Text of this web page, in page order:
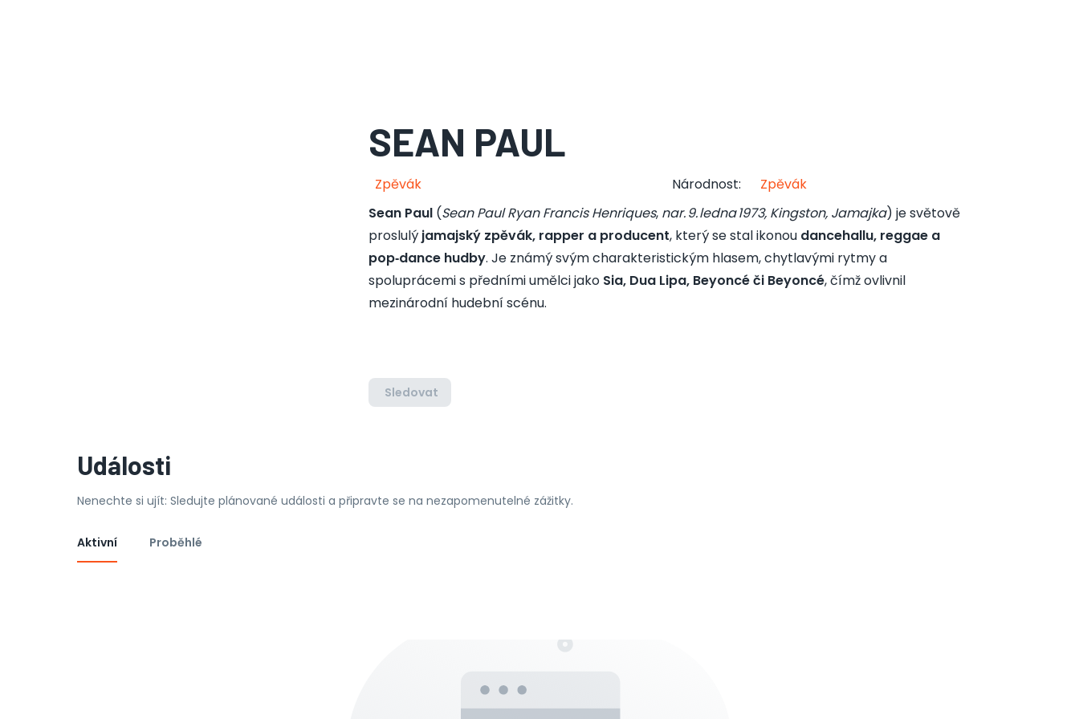
SEAN PAUL
Zpěvák Národnost:
Zpěvák
Sean Paul(Sean Paul Ryan Francis Henriques, nar. 9. ledna 1973, Kingston, Jamajka) je světově
proslulý jamajský zpěvák, rapper a producent, který se stal ikonou dancehallu, reggae a
pop‑dance hudby. Je známý svým charakteristickým hlasem, chytlavými rytmy a
spoluprácemi s předními umělci jako Sia, Dua Lipa, Beyoncé či Beyoncé, čímž ovlivnil
mezinárodní hudební scénu.
Sledovat
Události
Nenechte si ujít: Sledujte plánované události a připravte se na nezapomenutelné zážitky.
Aktivní Proběhlé